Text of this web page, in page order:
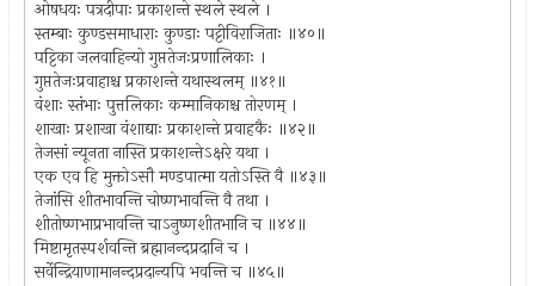
ओषधयः पत्रदीपाः प्रकाशन्ते स्थले स्थले ।
स्तम्बाः कुण्डसमाधाराः कुण्डाः पट्टीविराजिताः ॥४०॥
पट्टिका जलवाहिन्यो गुप्ततेजःप्रणालिकाः ।
गुप्ततेजःप्रवाहाश्च प्रकाशन्ते यथास्थलम् ॥४१॥
वंशाः स्तंभाः पुत्तलिकाः कम्मानिकाश्च तोरणम् ।
शाखाः प्रशाखा वंशाद्याः प्रकाशन्ते प्रवाहकैः ॥४२॥
तेजसां न्यूनता नास्ति प्रकाशन्तेऽक्षरे यथा ।
एक एव हि मुक्तोऽसौ मण्डपात्मा यतोऽस्ति वै ॥४३॥
तेजांसि शीतभावन्ति चोष्णभावन्ति वै तथा ।
शीतोष्णभाप्रभावन्ति चाऽनुष्णशीतभानि च ॥४४॥
मिष्टामृतस्पर्शवन्ति ब्रह्मानन्दप्रदानि च ।
सर्वेन्द्रियाणामानन्दप्रदान्यपि भवन्ति च ॥४५॥